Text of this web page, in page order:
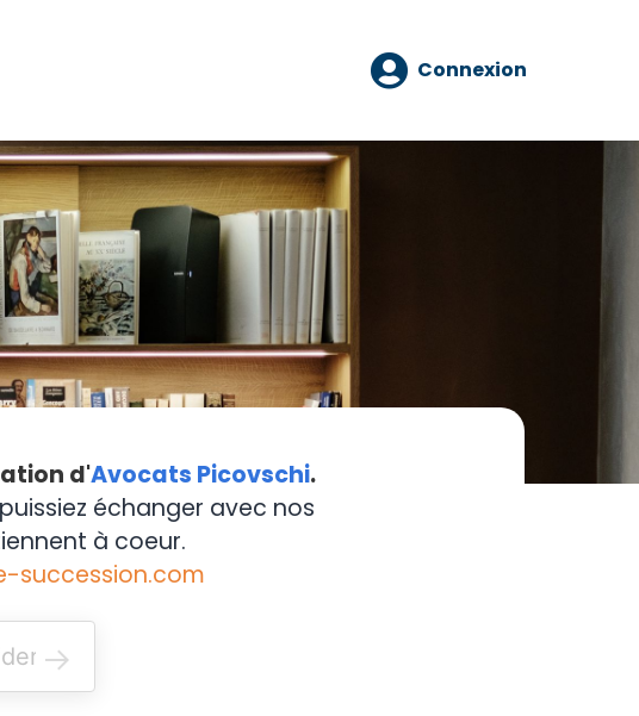
Connexion
d'Avocats Picovschi.
échanger avec nos
à coeur.
succession.com
R